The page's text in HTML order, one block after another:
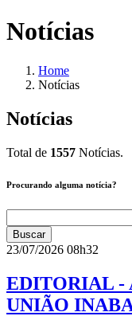
Notícias
Home
Notícias
Notícias
Total de 1557 Notícias.
Procurando alguma notícia?
23/07/2026 08h32
EDITORIAL -
UNIÃO